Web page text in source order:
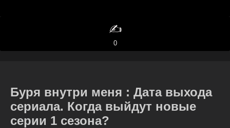
✍️
0
Буря внутри меня : Дата выхода
сериала. Когда выйдут новые
серии 1 сезона?